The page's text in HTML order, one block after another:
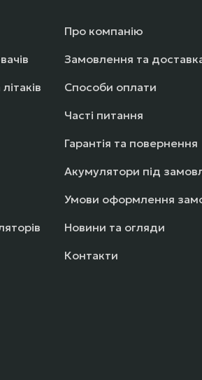
Про компанію
Замовлення та
Способи оплати
Часті питання
Гарантія та повернення
Акумулятори під
Умови оформлення
Новини та огляди
Контакти